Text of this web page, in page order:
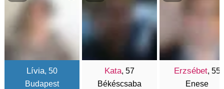
Lívia, 50
Budapest
Kata, 57
Békéscsaba
Erzsébet, 55
Enese